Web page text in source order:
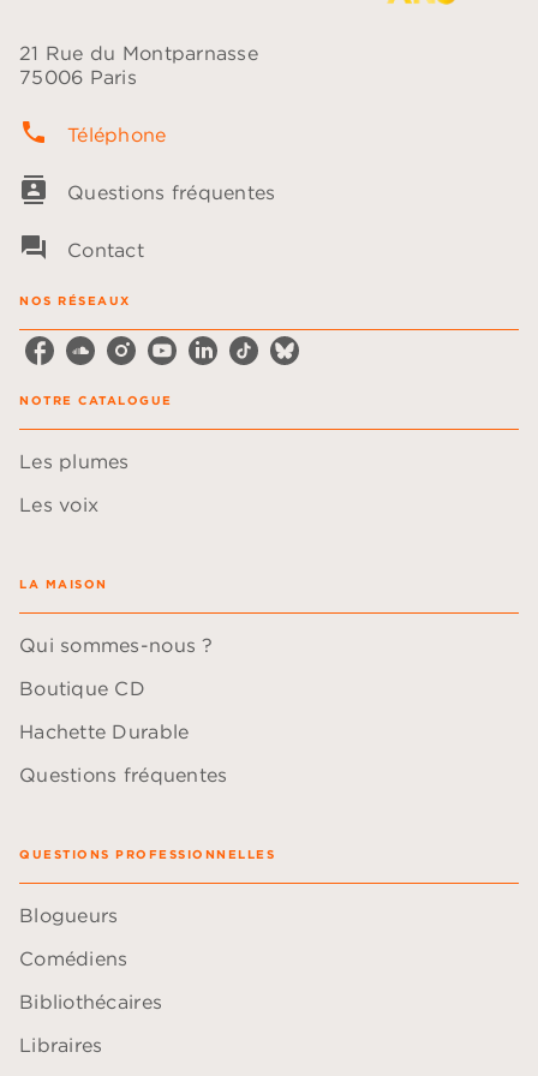
21 Rue du Montparnasse
75006 Paris
phone Téléphone
contacts Questions fréquentes
question_answer Contact
NOS RÉSEAUX
NOTRE CATALOGUE
Les plumes
Les voix
LA MAISON
Qui sommes-nous ?
Boutique CD
Hachette Durable
Questions fréquentes
QUESTIONS PROFESSIONNELLES
Blogueurs
Comédiens
Bibliothécaires
Libraires